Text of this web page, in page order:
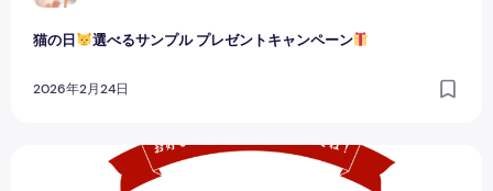
猫の日 選べるサンプル⁡ プレゼントキャンペーン
2026年2月24日
選べるサンプル⁡⁡プレゼントキャンペーン